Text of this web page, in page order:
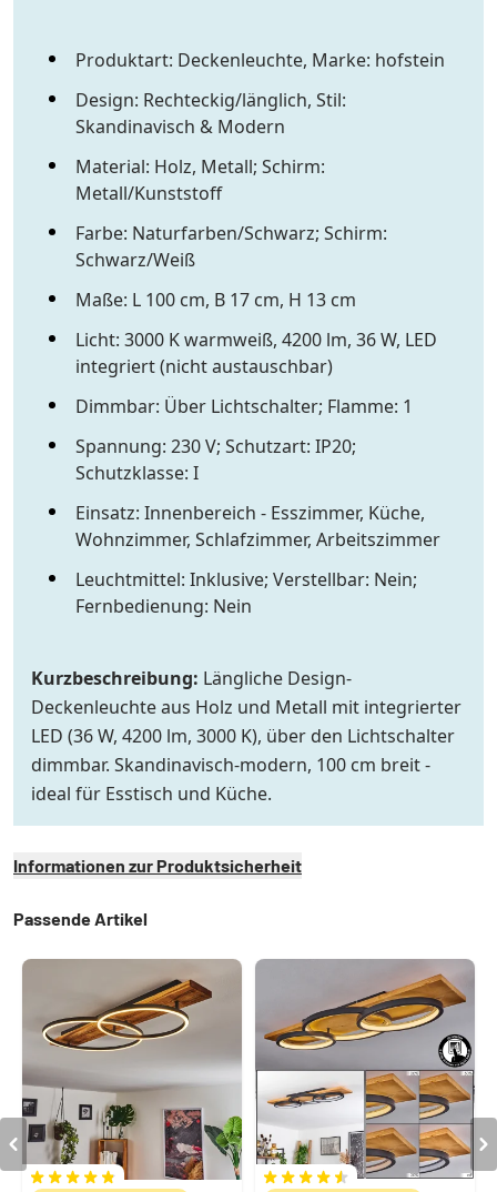
Produktart: Deckenleuchte, Marke: hofstein
Design: Rechteckig/länglich, Stil:
Skandinavisch & Modern
Material: Holz, Metall; Schirm:
Metall/Kunststoff
Farbe: Naturfarben/Schwarz; Schirm:
Schwarz/Weiß
Maße: L 100 cm, B 17 cm, H 13 cm
Licht: 3000 K warmweiß, 4200 lm, 36 W, LED
integriert (nicht austauschbar)
Dimmbar: Über Lichtschalter; Flamme: 1
Spannung: 230 V; Schutzart: IP20;
Schutzklasse: I
Einsatz: Innenbereich - Esszimmer, Küche,
Wohnzimmer, Schlafzimmer, Arbeitszimmer
Leuchtmittel: Inklusive; Verstellbar: Nein;
Fernbedienung: Nein
Kurzbeschreibung: Längliche Design-
Deckenleuchte aus Holz und Metall mit integrierter
LED (36 W, 4200 lm, 3000 K), über den Lichtschalter
dimmbar. Skandinavisch-modern, 100 cm breit -
ideal für Esstisch und Küche.
Informationen zur Produktsicherheit
Passende Artikel